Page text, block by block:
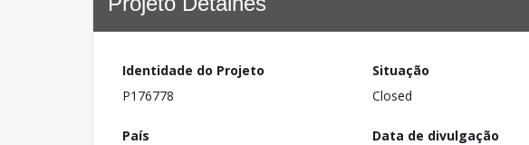
Identidade do Projeto
P176778
Situação
Closed
País
Data de divulgação